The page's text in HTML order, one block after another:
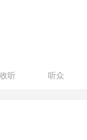
收听 听众